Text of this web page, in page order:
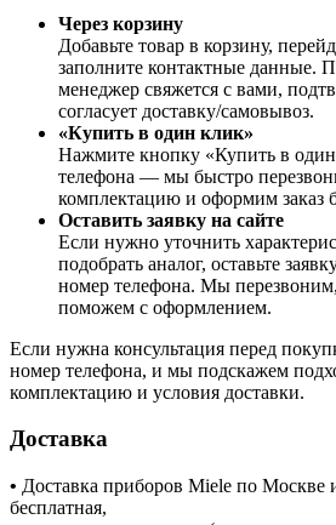
Через корзину
Добавьте товар в корзину,
заполните контактные данные.
менеджер свяжется с вами,
согласует доставку/самовывоз.
«Купить в один клик»
Нажмите кнопку «Купить в
телефона — мы быстро
комплектацию и оформим заказ
Оставить заявку на сайте
Если нужно уточнить
подобрать аналог, оставьте
номер телефона. Мы
поможем с оформлением.
Если нужна консультация перед
номер телефона, и мы подскажем
комплектацию и условия доставки.
Доставка
• Доставка приборов Miele по Москве
бесплатная,